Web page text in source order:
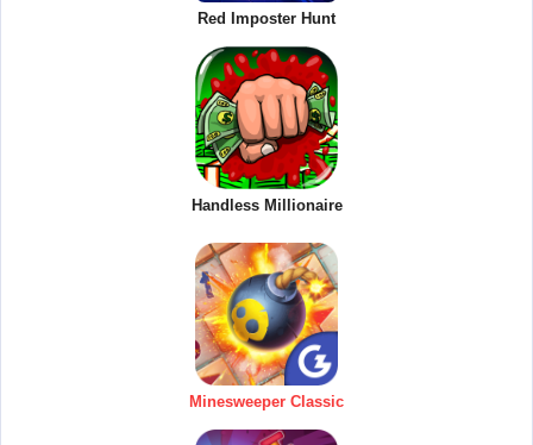
Red Imposter Hunt
Handless Millionaire
Minesweeper Classic